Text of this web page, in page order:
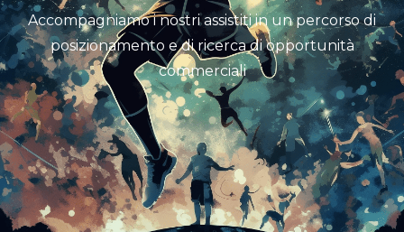
Accompagniamo i nostri assistiti in un percorso di
posizionamento e di ricerca di opportunità
commerciali